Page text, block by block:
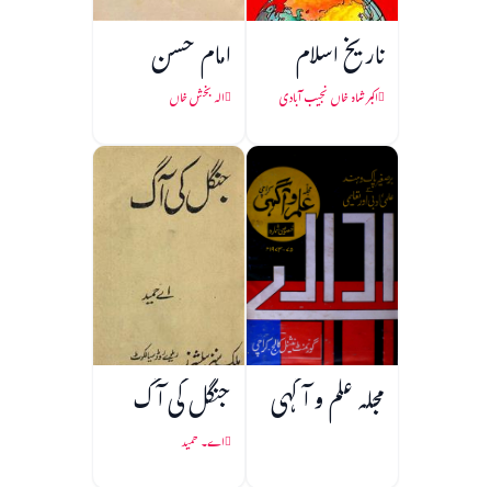
تاریخ اسلام
اکبر شاہ خاں نجیب آبادی
امام حسن
الہ بخش خاں
مجلہ علم و آگہی جنگل کی آگ
اے۔ حمید